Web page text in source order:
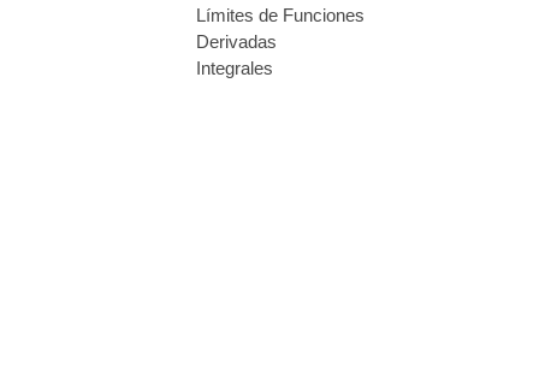
Límites de Funciones
Derivadas
Integrales